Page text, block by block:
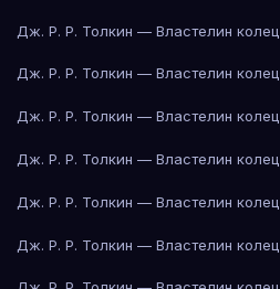
Дж. Р. Р. Толкин — Властелин колец
Дж. Р. Р. Толкин — Властелин колец
Дж. Р. Р. Толкин — Властелин колец
Дж. Р. Р. Толкин — Властелин колец
Дж. Р. Р. Толкин — Властелин колец
Дж. Р. Р. Толкин — Властелин колец